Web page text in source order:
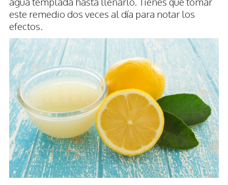
este remedio dos veces al día para notar los
efectos.